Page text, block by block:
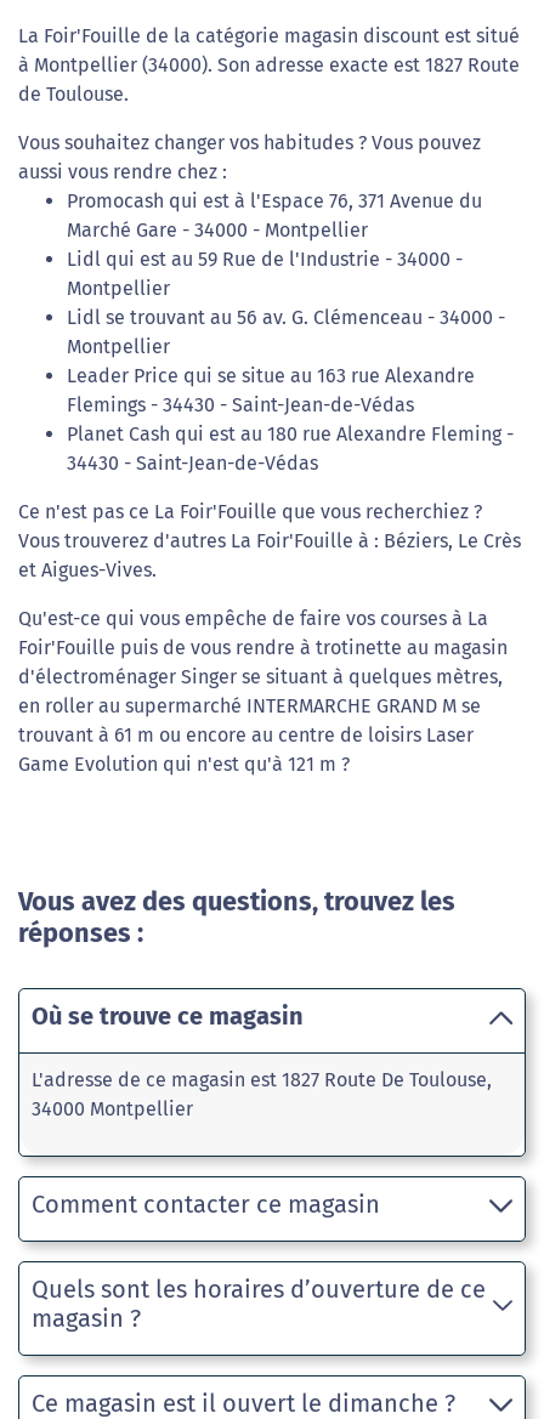
La Foir'Fouille de la catégorie magasin discount est situé
à Montpellier (34000). Son adresse exacte est 1827 Route
de Toulouse.
Vous souhaitez changer vos habitudes ? Vous pouvez
aussi vous rendre chez :
Promocash qui est à l'Espace 76, 371 Avenue du
Marché Gare - 34000 - Montpellier
Lidl qui est au 59 Rue de l'Industrie - 34000 -
Montpellier
Lidl se trouvant au 56 av. G. Clémenceau - 34000 -
Montpellier
Leader Price qui se situe au 163 rue Alexandre
Flemings - 34430 - Saint-Jean-de-Védas
Planet Cash qui est au 180 rue Alexandre Fleming -
34430 - Saint-Jean-de-Védas
Ce n'est pas ce La Foir'Fouille que vous recherchiez ?
Vous trouverez d'autres La Foir'Fouille à : Béziers, Le Crès
et Aigues-Vives.
Qu'est-ce qui vous empêche de faire vos courses à La
Foir'Fouille puis de vous rendre à trotinette au magasin
d'électroménager Singer se situant à quelques mètres,
en roller au supermarché INTERMARCHE GRAND M se
trouvant à 61 m ou encore au centre de loisirs Laser
Game Evolution qui n'est qu'à 121 m ?
Vous avez des questions, trouvez les
réponses :
Où se trouve ce magasin
L'adresse de ce magasin est 1827 Route De Toulouse,
34000 Montpellier
Comment contacter ce magasin
Quels sont les horaires d’ouverture de ce
magasin ?
Ce magasin est il ouvert le dimanche ?